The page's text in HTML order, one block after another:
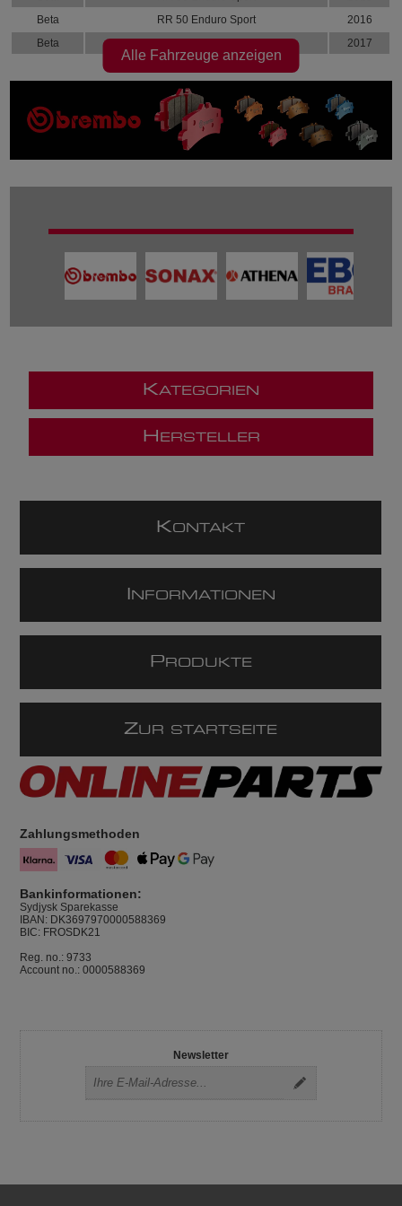
Beta
RR 50 Enduro Sport
2016
Beta
RR 50 Enduro Sport 2017
Alle Fahrzeuge anzeigen
KATEGORIEN
H ERSTELLER
KONTAKT
NFORMATIONEN
P RODUKTE
ZUR STARTSEITE
Zahlungsmethoden
Bankinformationen:
Sydjysk Sparekasse
IBAN: DK3697970000588369
BIC: FROSDK21
Reg. no.: 9733
Account no.: 0000588369
Newsletter